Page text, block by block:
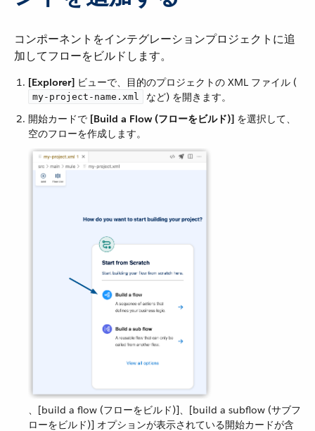
コンポーネントをインテグレーションプロジェクトに追
加してフローをビルドします。
[Explorer] ​ ビューで、目的のプロジェクトの XML ファイル (​
my-project-name.xml
​ など) を開きます。
開始カードで ​ [Build a Flow (フローをビルド)] ​ を選択して、
空のフローを作成します。
、[build a flow (フローをビルド)]、[build a subflow (サブフ
ローをビルド)] オプションが表示されている開始カードが含